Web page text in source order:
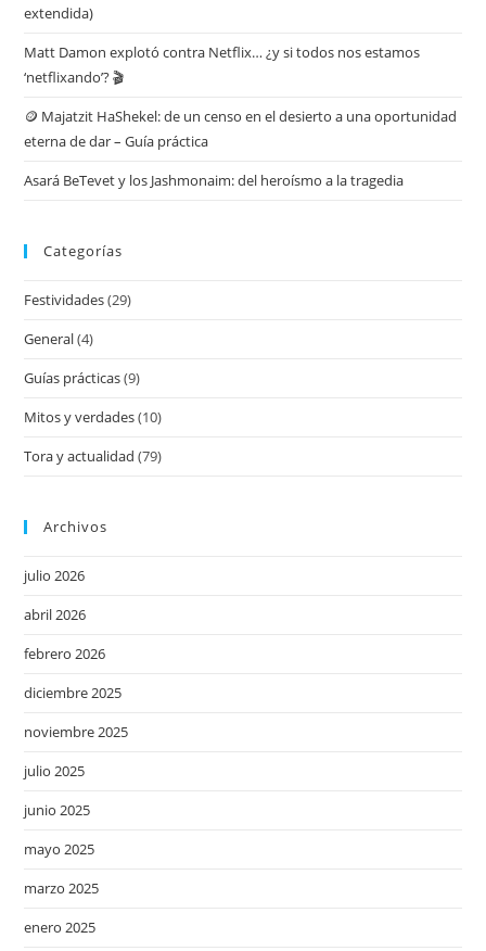
extendida)
Matt Damon explotó contra Netflix… ¿y si todos nos estamos
‘netflixando’? 🎬
🪙 Majatzit HaShekel: de un censo en el desierto a una oportunidad
eterna de dar – Guía práctica
Asará BeTevet y los Jashmonaim: del heroísmo a la tragedia
Categorías
Festividades(29)
General(4)
Guías prácticas(9)
Mitos y verdades(10)
Tora y actualidad (79)
Archivos
julio 2026
abril 2026
febrero 2026
diciembre 2025
noviembre 2025
julio 2025
junio 2025
mayo 2025
marzo 2025
enero 2025